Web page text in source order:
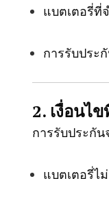
แบตเตอรี่ที่
การรับประ
2. เงื่อนไ
การรับประกั
แบตเตอรี่ไ